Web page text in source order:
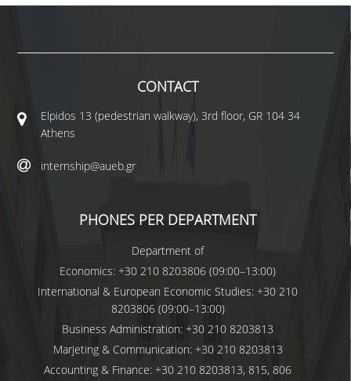
CONTACT
Elpidos 13 (pedestrian walkway), 3rd floor, GR 104 34
Athens
internship@aueb.gr
PHONES PER DEPARTMENT
Department of
Economics: +30 210 8203806 (09:00–13:00)
International & European Economic Studies: +30 210
8203806 (09:00–13:00)
Business Administration: +30 210 8203813
Marjeting & Communication: +30 210 8203813
Accounting & Finance: +30 210 8203813, 815, 806